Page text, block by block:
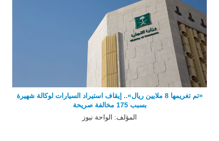
«تم تغريمها 8 ملايين ريال».. إيقاف استيراد السيارات لوكالة شهيرة
بسبب 175 مخالفة صريحة
المؤلف: الواحة نيوز